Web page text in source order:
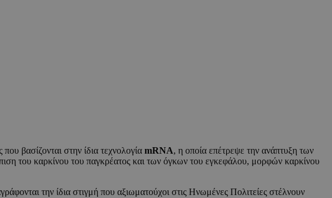
βασίζονται στην ίδια τεχνολογία mRNA, η οποία επέτρεψε την ανάπτυξη των
του καρκίνου του παγκρέατος και των όγκων του εγκεφάλου, μορφών καρκίνου
την ίδια στιγμή που αξιωματούχοι στις Ηνωμένες Πολιτείες στέλνουν